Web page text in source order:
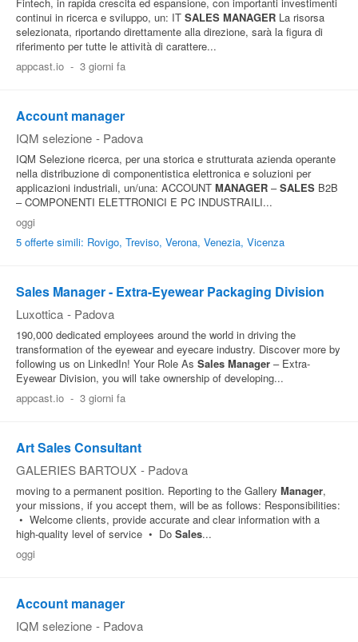
continui in ricerca e sviluppo, un: IT SALES MANAGER La risorsa
selezionata, riportando direttamente alla direzione, sarà la figura di
riferimento per tutte le attività di carattere...
appcast.io - 3 giorni fa
Account manager
IQM selezione - Padova
IQM Selezione ricerca, per una storica e strutturata azienda operante
nella distribuzione di componentistica elettronica e soluzioni per
applicazioni industriali, un/una: ACCOUNT MANAGER –SALES B2B
– COMPONENTI ELETTRONICI E PC INDUSTRAILI...
oggi
5 offerte simili: Rovigo, Treviso, Verona, Venezia, Vicenza
Sales Manager - Extra-Eyewear Packaging Division
Luxottica - Padova
190,000 dedicated employees around the world in driving the
transformation of the eyewear and eyecare industry. Discover more by
following us on LinkedIn! Your Role As Sales Manager – Extra-
Eyewear Division, you will take ownership of developing...
appcast.io - 3 giorni fa
Art Sales Consultant
GALERIES BARTOUX - Padova
moving to a permanent position. Reporting to the Gallery Manager,
your missions, if you accept them, will be as follows: Responsibilities:
• Welcome clients, provide accurate and clear information with a
high-quality level of service • Do Sales...
oggi
Account manager
IQM selezione - Padova